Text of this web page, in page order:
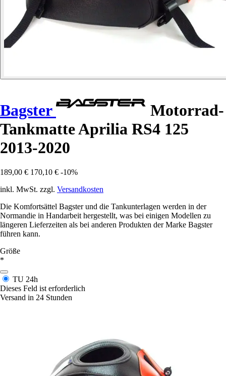
Bagster
Motorrad-
Tankmatte Aprilia RS4 125
2013-2020
189,00 € 170,10 € -10%
inkl. MwSt. zzgl. Versandkosten
Die Komfortsättel Bagster und die Tankunterlagen werden in der
Normandie in Handarbeit hergestellt, was bei einigen Modellen zu
längeren Lieferzeiten als bei anderen Produkten der Marke Bagster
führen kann.
Größe
*
TU 24h
Dieses Feld ist erforderlich
Versand in 24 Stunden